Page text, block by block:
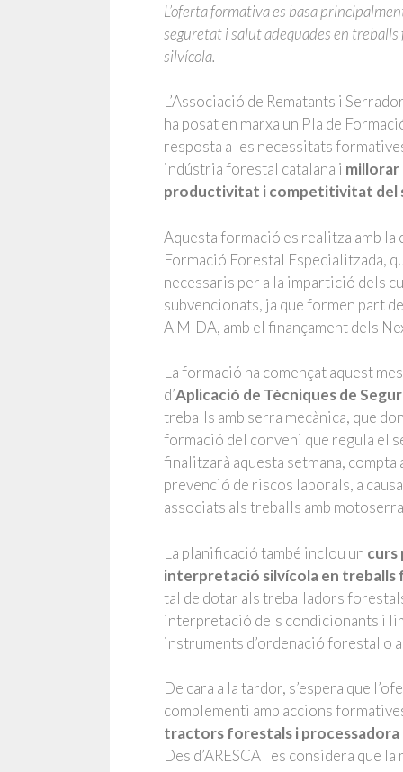
L’oferta formativa es basa
seguretat i salutadequades en
silvícola.
L’Associació de Rematants i
ha posat en marxa un Pla de
resposta a les necessitats
indústria forestal catalana i
productivitat i competitivitat del
Aquesta formació es realitza amb
Formació Forestal Especialitzada,
necessaris per a la impartició dels
subvencionats, ja que formen part
A MIDA, amb el finançament dels
La formació ha començat aquest
d’Aplicació de Tècniques de
treballs amb serra mecànica, que
formació del conveni que regula el
finalitzarà aquesta setmana, compta
prevenció de riscos laborals, a
associats als treballs amb
La planificació també inclou un curs
interpretació silvícola en treballs
tal de dotar als treballadors
interpretació dels condicionants i
instruments d’ordenació forestal o
De cara a la tardor, s’espera que
complementi amb accions
tractors forestals i processadora
Des d’ARESCAT es considera que